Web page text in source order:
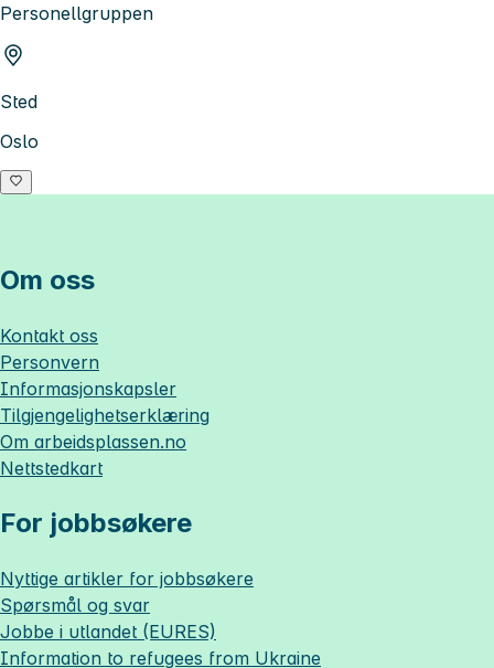
Personellgruppen
Sted
Oslo
Om oss
Kontakt oss
Personvern
Informasjonskapsler
Tilgjengelighetserklæring
Om arbeidsplassen.no
Nettstedkart
For jobbsøkere
Nyttige artikler for jobbsøkere
Spørsmål og svar
Jobbe i utlandet (EURES)
Information to refugees from Ukraine